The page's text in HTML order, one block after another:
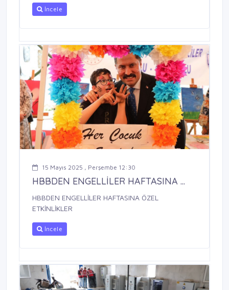
İncele
15 Mayıs 2025 , Perşembe 12:30
HBBDEN ENGELLİLER HAFTASINA ...
HBBDEN ENGELLİLER HAFTASINA ÖZEL
ETKİNLİKLER
İncele